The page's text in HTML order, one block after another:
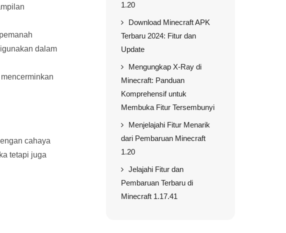
dalam
cahaya
tetapi juga
1.20
Download Minecraft APK
Terbaru 2024: Fitur dan
Update
Mengungkap X-Ray di
Minecraft: Panduan
Komprehensif untuk
Membuka Fitur Tersembunyi
Menjelajahi Fitur Menarik
dari Pembaruan Minecraft
1.20
Jelajahi Fitur dan
Pembaruan Terbaru di
Minecraft 1.17.41